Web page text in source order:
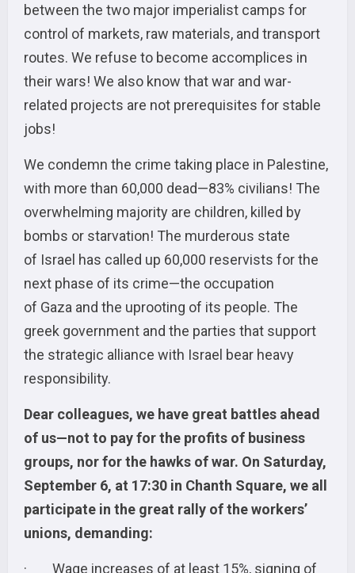
between the two major imperialist camps for
control of markets, raw materials, and transport
routes. We refuse to become accomplices in
their wars! We also know that war and war-
related projects are not prerequisites for stable
jobs!
We condemn the crime taking place in Palestine,
with more than 60,000 dead—83% civilians! The
overwhelming majority are children, killed by
bombs or starvation! The murderous state
of Israel has called up 60,000 reservists for the
next phase of its crime—the occupation
of Gaza and the uprooting of its people. The
greek government and the parties that support
the strategic alliance with Israel bear heavy
responsibility.
Dear colleagues, we have great battles ahead
of us—not to pay for the profits of business
groups, nor for the hawks of war. On Saturday,
September 6, at 17:30 in Chanth Square, we all
participate in the great rally of the workers’
unions, demanding:
· Wage increases of at least 15%, signing of